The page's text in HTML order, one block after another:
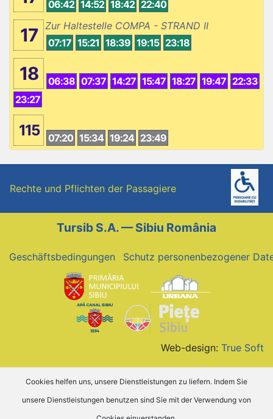
06:42 14:52 18:42 22:40
17
Zur Haltestelle COMPA - STRAND II
07:17 15:21 18:39 19:15 23:18
18 06:38 07:37 14:27 15:47 18:27 19:47 22:33
23:27
115 07:20 15:34 19:24 23:49
Rechte und Pflichten der Passagiere
Tursib S.A. — Sibiu România
Geschäftsbedingungen Schutz personenbezogener
Web-design: True Soft
Cookies helfen uns, unsere Dienstleistungen zu liefern. Indem Sie
unsere Dienstleistungen benutzen sind Sie mit der Verwendung von